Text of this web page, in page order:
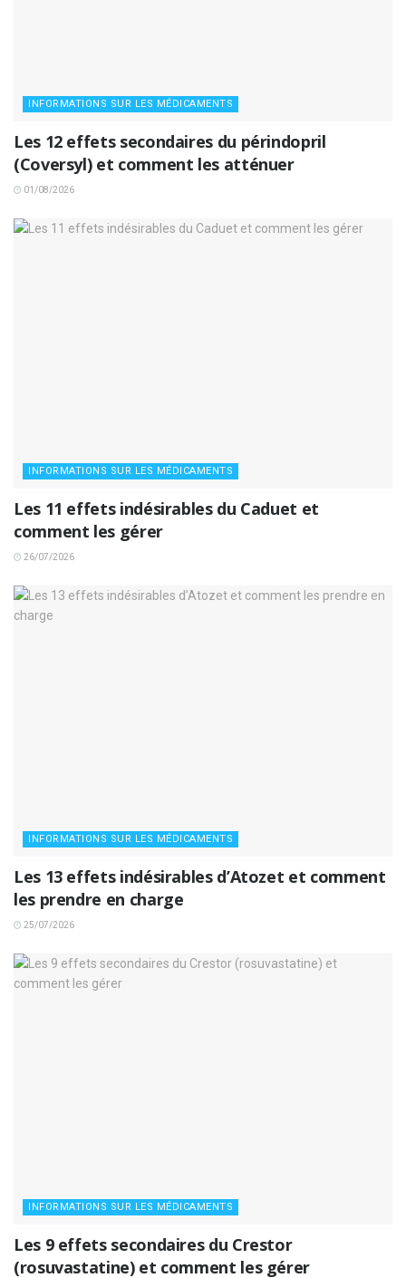
INFORMATIONS SUR LES MÉDICAMENTS
Les 12 effets secondaires du périndopril
(Coversyl) et comment les atténuer
01/08/2026
INFORMATIONS SUR LES MÉDICAMENTS
Les 11 effets indésirables du Caduet et
comment les gérer
26/07/2026
INFORMATIONS SUR LES MÉDICAMENTS
Les 13 effets indésirables d’Atozet et comment
les prendre en charge
25/07/2026
INFORMATIONS SUR LES MÉDICAMENTS
Les 9 effets secondaires du Crestor
(rosuvastatine) et comment les gérer